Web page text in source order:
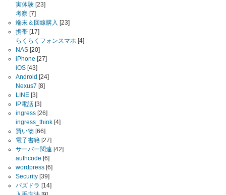
実体験 [23]
考察 [7]
端末＆回線購入 [23]
携帯 [17]
らくらくフォンスマホ [4]
NAS [20]
iPhone [27]
iOS [43]
Android [24]
Nexus7 [8]
LINE [3]
IP電話 [3]
ingress [26]
ingress_think [4]
買い物 [66]
電子書籍 [27]
サーバー関連 [42]
authcode [6]
wordpress [6]
Security [39]
パズドラ [14]